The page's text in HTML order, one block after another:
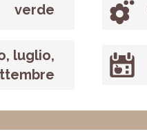
verde
luglio,